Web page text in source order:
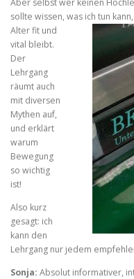
sollte wissen, was ich tun
Alter fit und
vital bleibt.
Der
Lehrgang
räumt auch
mit diversen
Mythen auf,
und erklärt
warum
Bewegung
so wichtig
ist!
Also kurz
gesagt: ich
kann den
Lehrgang nur jedem
Sonja: Absolut informativer,